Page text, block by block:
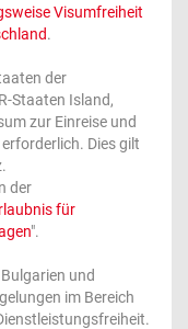
Visumfreiheit
.
der
Staaten Island,
zur Einreise und
Dies gilt
der
für
".
und
im Bereich